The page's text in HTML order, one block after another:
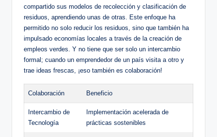
compartido sus modelos de recolección y clasificación de
residuos, aprendiendo unas de otras. Este enfoque ha
permitido no solo reducir los residuos, sino que también ha
impulsado economías locales a través de la creación de
empleos verdes. Y no tiene que ser solo un intercambio
formal; cuando un emprendedor de un país visita a otro y
trae ideas frescas, ¡eso también es colaboración!
Colaboración Beneficio
Intercambio de
Tecnología
Implementación acelerada de
prácticas sostenibles